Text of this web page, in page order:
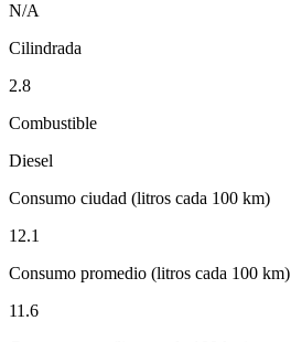
N/A
Cilindrada
2.8
Combustible
Diesel
Consumo ciudad (litros cada 100 km)
12.1
Consumo promedio (litros cada 100 km)
11.6